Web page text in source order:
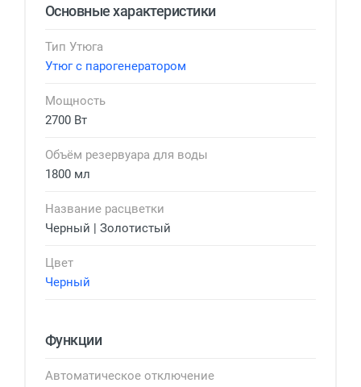
Основные характеристики
Тип Утюга
Утюг с парогенератором
Мощность
2700 Вт
Объём резервуара для воды
1800 мл
Название расцветки
Черный | Золотистый
Цвет
Черный
Функции
Автоматическое отключение